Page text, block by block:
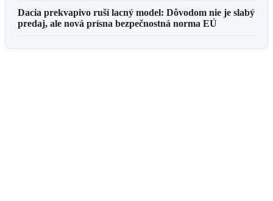
Dacia prekvapivo ruší lacný model: Dôvodom nie je slabý
predaj, ale nová prísna bezpečnostná norma EÚ